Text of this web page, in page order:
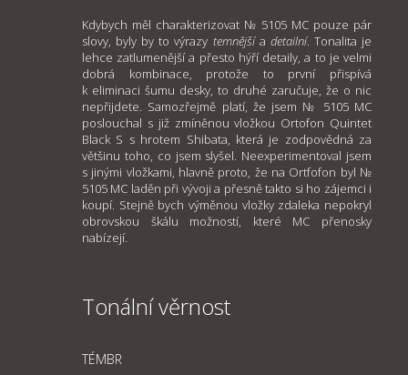
Kdybych měl charakterizovat № 5105 MC pouze pár
slovy, byly by to výrazy temnějšía detailní. Tonalita je
lehce zatlumenější a přesto hýří detaily, a to je velmi
dobrá kombinace, protože to první přispívá
k eliminaci šumu desky, to druhé zaručuje, že o nic
nepřijdete. Samozřejmě platí, že jsem № 5105 MC
poslouchal s již zmíněnou vložkou Ortofon Quintet
Black S s hrotem Shibata, která je zodpovědná za
většinu toho, co jsem slyšel. Neexperimentoval jsem
s jinými vložkami, hlavně proto, že na Ortfofon byl №
5105 MC laděn při vývoji a přesně takto si ho zájemci i
koupí. Stejně bych výměnou vložky zdaleka nepokryl
obrovskou škálu možností, které MC přenosky
nabízejí.
Tonální věrnost
TÉMBR